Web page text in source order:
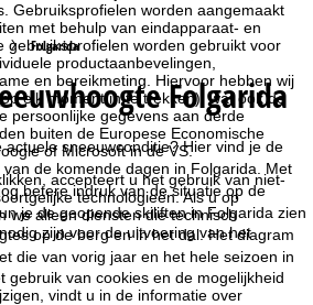
Gebruiksprofielen worden aangemaakt
met behulp van eindapparaat- en
gebruiksprofielen worden gebruikt voor
productaanbevelingen,
en bereikmeting. Hiervoor hebben wij
elk moment in te trekken), wat ook de
persoonlijke gegevens aan derde
buiten de Europese Economische
of Microsoft in de VS.
accepteert u het gebruik van niet-
technologieën. Als u op
we alleen diensten die technisch
zijn voor de uitvoering van het
gebruik van cookies en de mogelijkheid
vindt u in de informatie over
Folgarida
Folgarida
sneeuwconditie? Hier vind je de
de komende dagen in Folgarida. Met
betere indruk van de situatie op de
je de geopende skiliften in Folgarida zien
op de berg en in het dal. Het diagram
die van vorig jaar en het hele seizoen in